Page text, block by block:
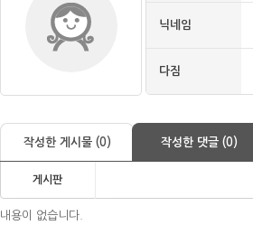
닉네임
다짐
작성한 게시물 (0) 작성한 댓글 (0)
게시판
내용이 없습니다.